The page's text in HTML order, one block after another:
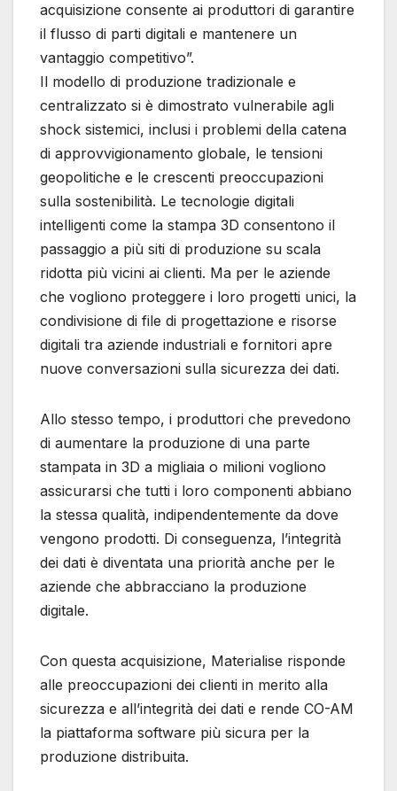
acquisizione consente ai produttori di garantire
il flusso di parti digitali e mantenere un
vantaggio competitivo”.
Il modello di produzione tradizionale e
centralizzato si è dimostrato vulnerabile agli
shock sistemici, inclusi i problemi della catena
di approvvigionamento globale, le tensioni
geopolitiche e le crescenti preoccupazioni
sulla sostenibilità. Le tecnologie digitali
intelligenti come la stampa 3D consentono il
passaggio a più siti di produzione su scala
ridotta più vicini ai clienti. Ma per le aziende
che vogliono proteggere i loro progetti unici, la
condivisione di file di progettazione e risorse
digitali tra aziende industriali e fornitori apre
nuove conversazioni sulla sicurezza dei dati.
Allo stesso tempo, i produttori che prevedono
di aumentare la produzione di una parte
stampata in 3D a migliaia o milioni vogliono
assicurarsi che tutti i loro componenti abbiano
la stessa qualità, indipendentemente da dove
vengono prodotti. Di conseguenza, l’integrità
dei dati è diventata una priorità anche per le
aziende che abbracciano la produzione
digitale.
Con questa acquisizione, Materialise risponde
alle preoccupazioni dei clienti in merito alla
sicurezza e all’integrità dei dati e rende CO-AM
la piattaforma software più sicura per la
produzione distribuita.